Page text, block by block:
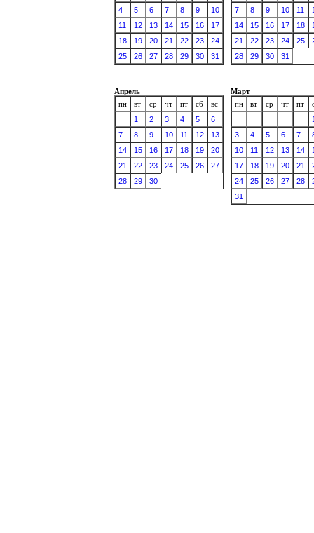
4 5 6 7 8 9
10
11
12 13 14 15 16
17
18
19 20 21 22 23
24
25
26 27 28 29 30 31
7 8 9 10 11
14
15 16 17 18
21
22 23 24 25
28
29 30 31
Апрель
пн
вт ср чт пт сб
вс
1
2 3 4 5
6
7
8 9 10 11 12
13
14
15 16 17 18 19
20
21
22 23 24 25 26
27
28
29 30
Март
пн
вт ср чт пт
3
4 5 6 7
10
11 12 13 14
17
18 19 20 21
24
25 26 27 28
31